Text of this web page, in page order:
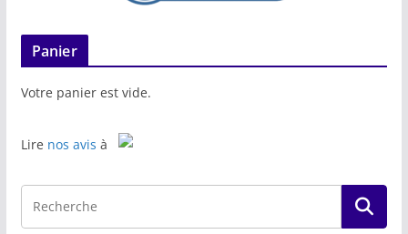
Panier
Votre panier est vide.
Lire nos avis à